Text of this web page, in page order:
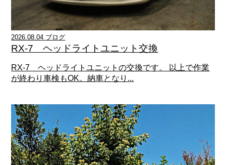
2026.08.04 ブログ
RX-7 ヘッドライトユニット交換
RX-7 ヘッドライトユニットの交換です。 以上で作業
が終わり車検もOK。納車となり...